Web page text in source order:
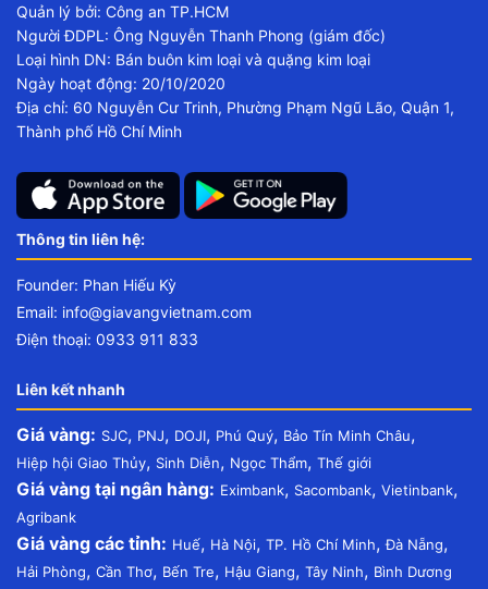
Quản lý bởi: Công an TP.HCM
Người ĐDPL: Ông Nguyễn Thanh Phong (giám đốc)
Loại hình DN: Bán buôn kim loại và quặng kim loại
Ngày hoạt động: 20/10/2020
Địa chỉ: 60 Nguyễn Cư Trinh, Phường Phạm Ngũ Lão, Quận 1,
Thành phố Hồ Chí Minh
Thông tin liên hệ:
Founder: Phan Hiếu Kỳ
Email: info@giavangvietnam.com
Điện thoại: 0933 911 833
Liên kết nhanh
Giá vàng: SJC, PNJ, DOJI, Phú Quý, Bảo Tín Minh Châu,
Hiệp hội Giao Thủy, Sinh Diễn, Ngọc Thẩm, Thế giới
Giá vàng tại ngân hàng: Eximbank, Sacombank, Vietinbank,
Agribank
Giá vàng các tỉnh: Huế, Hà Nội, TP. Hồ Chí Minh,Đà Nẵng,
Hải Phòng, Cần Thơ, Bến Tre, Hậu Giang, Tây Ninh, Bình Dương